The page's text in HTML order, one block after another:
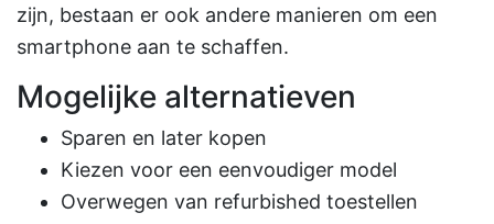
zijn, bestaan er ook andere manieren om een
smartphone aan te schaffen.
Mogelijke alternatieven
Sparen en later kopen
Kiezen voor een eenvoudiger model
Overwegen van refurbished toestellen